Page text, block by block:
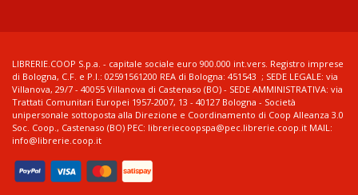
LIBRERIE.COOP S.p.a. - capitale sociale euro 900.000 int.vers. Registro imprese
di Bologna, C.F. e P.I.: 02591561200 REA di Bologna: 451543 ; SEDE LEGALE: via
Villanova, 29/7 - 40055 Villanova di Castenaso (BO) - SEDE AMMINISTRATIVA: via
Trattati Comunitari Europei 1957-2007, 13 - 40127 Bologna - Società
unipersonale sottoposta alla Direzione e Coordinamento di Coop Alleanza 3.0
Soc. Coop., Castenaso (BO) PEC: libreriecoopspa@pec.librerie.coop.it MAIL:
info@librerie.coop.it